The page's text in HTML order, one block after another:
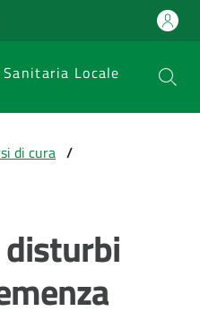
Locale
di cura /
disturbi